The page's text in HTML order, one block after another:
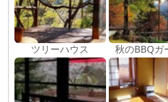
ツリーハウス 秋のBBQガ